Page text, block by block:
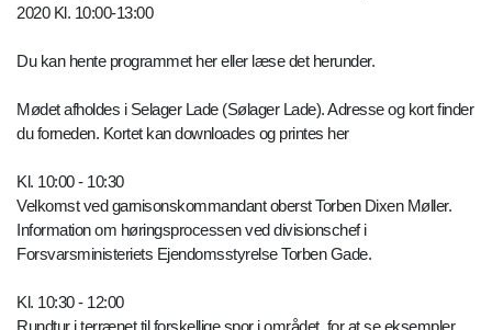
2020 Kl. 10:00-13:00
Du kan hente programmet her eller læse det herunder.
Mødet afholdes i Selager Lade (Sølager Lade). Adresse og kort finder
du forneden. Kortet kan downloades og printes her
Kl. 10:00 - 10:30
Velkomst ved garnisonskommandant oberst Torben Dixen Møller.
Information om høringsprocessen ved divisionschef i
Forsvarsministeriets Ejendomsstyrelse Torben Gade.
Kl. 10:30 - 12:00
Rundtur i terrænet til forskellige spor i området, for at se eksempler